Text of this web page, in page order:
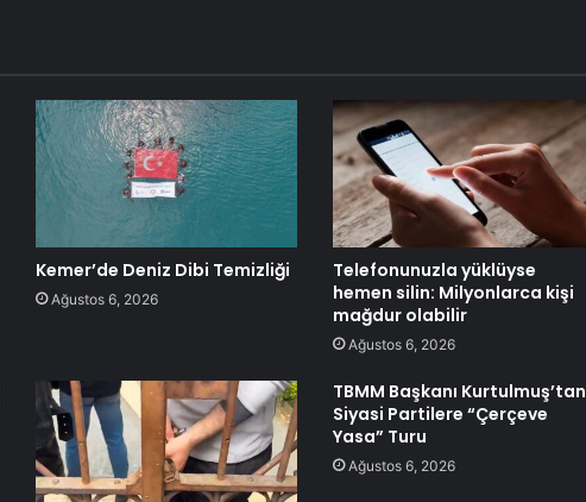
Kemer’de Deniz Dibi Temizliği
Ağustos 6, 2026
Telefonunuzla yüklüyse
hemen silin: Milyonlarca kişi
mağdur olabilir
Ağustos 6, 2026
TBMM Başkanı Kurtulmuş’tan
Siyasi Partilere “Çerçeve
Yasa” Turu
Ağustos 6, 2026